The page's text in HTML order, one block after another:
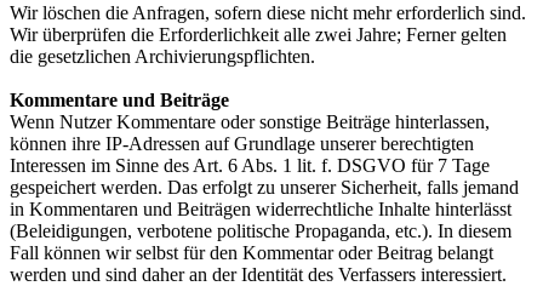
Wir löschen die Anfragen, sofern diese nicht mehr erforderlich sind.
Wir überprüfen die Erforderlichkeit alle zwei Jahre; Ferner gelten
die gesetzlichen Archivierungspflichten.
Kommentare und Beiträge
Wenn Nutzer Kommentare oder sonstige Beiträge hinterlassen,
können ihre IP-Adressen auf Grundlage unserer berechtigten
Interessen im Sinne des Art. 6 Abs. 1 lit. f. DSGVO für 7 Tage
gespeichert werden. Das erfolgt zu unserer Sicherheit, falls jemand
in Kommentaren und Beiträgen widerrechtliche Inhalte hinterlässt
(Beleidigungen, verbotene politische Propaganda, etc.). In diesem
Fall können wir selbst für den Kommentar oder Beitrag belangt
werden und sind daher an der Identität des Verfassers interessiert.